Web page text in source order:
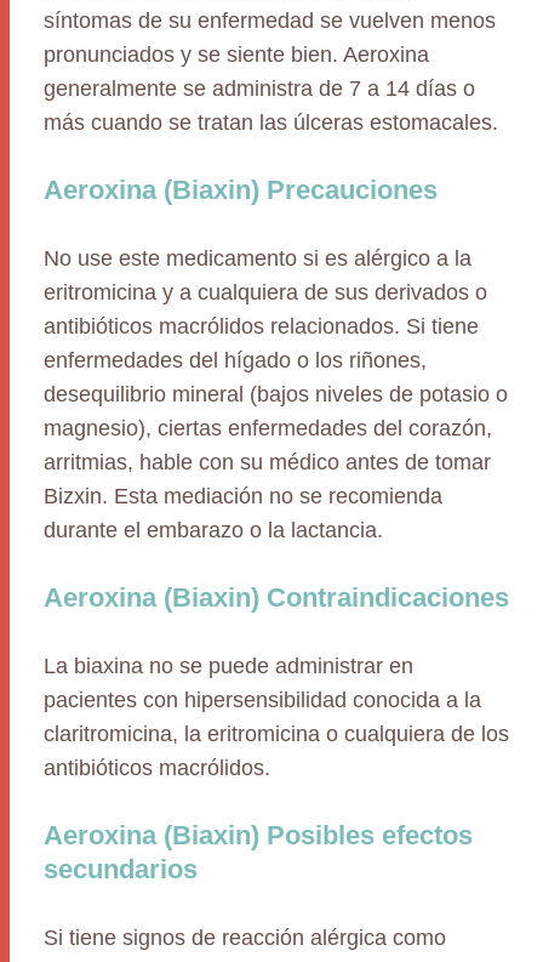
síntomas de su enfermedad se vuelven menos
pronunciados y se siente bien. Aeroxina
generalmente se administra de 7 a 14 días o
más cuando se tratan las úlceras estomacales.
Aeroxina (Biaxin) Precauciones
No use este medicamento si es alérgico a la
eritromicina y a cualquiera de sus derivados o
antibióticos macrólidos relacionados. Si tiene
enfermedades del hígado o los riñones,
desequilibrio mineral (bajos niveles de potasio o
magnesio), ciertas enfermedades del corazón,
arritmias, hable con su médico antes de tomar
Bizxin. Esta mediación no se recomienda
durante el embarazo o la lactancia.
Aeroxina (Biaxin) Contraindicaciones
La biaxina no se puede administrar en
pacientes con hipersensibilidad conocida a la
claritromicina, la eritromicina o cualquiera de los
antibióticos macrólidos.
Aeroxina (Biaxin) Posibles efectos
secundarios
Si tiene signos de reacción alérgica como